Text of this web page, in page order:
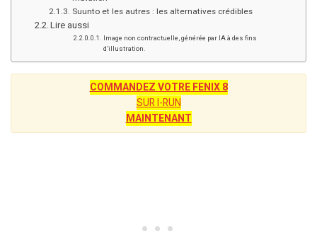
Suunto et les autres : les alternatives crédibles
Lire aussi
Image non contractuelle, générée par IA à des fins
d’illustration.
COMMANDEZ VOTRE FENIX 8
SUR I-RUN
MAINTENANT